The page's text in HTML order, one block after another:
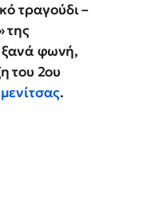
τραγούδι –
της
ξανά φωνή,
του 2ου
.